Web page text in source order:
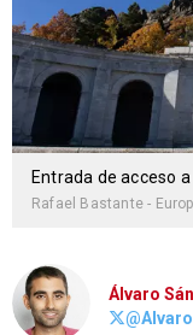
Entrada de acceso
Rafael Bastante -
Álvaro